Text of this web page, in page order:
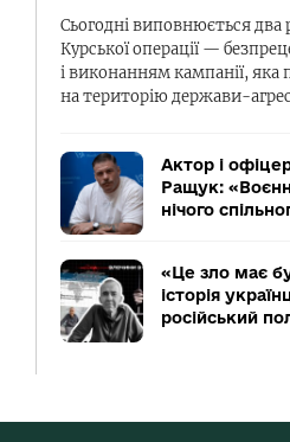
Сьогодні виповнюється два
Курської операції —
і виконанням кампанії, яка
на територію держави-
Актор і
Ращук:
нічого
«Це зло має
історія
російський